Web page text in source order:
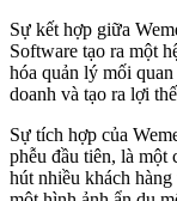
Sự kết hợp giữa
Software tạo ra một
hóa quản lý mối
doanh và tạo ra lợi
Sự tích hợp của
phễu đầu tiên, là một
hút nhiều khách